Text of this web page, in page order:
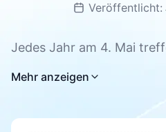
Veröffentlicht:
Jedes Jahr am 4. Mai
und was könnte besser
findest du 25 kostenlose
Mehr anzeigen